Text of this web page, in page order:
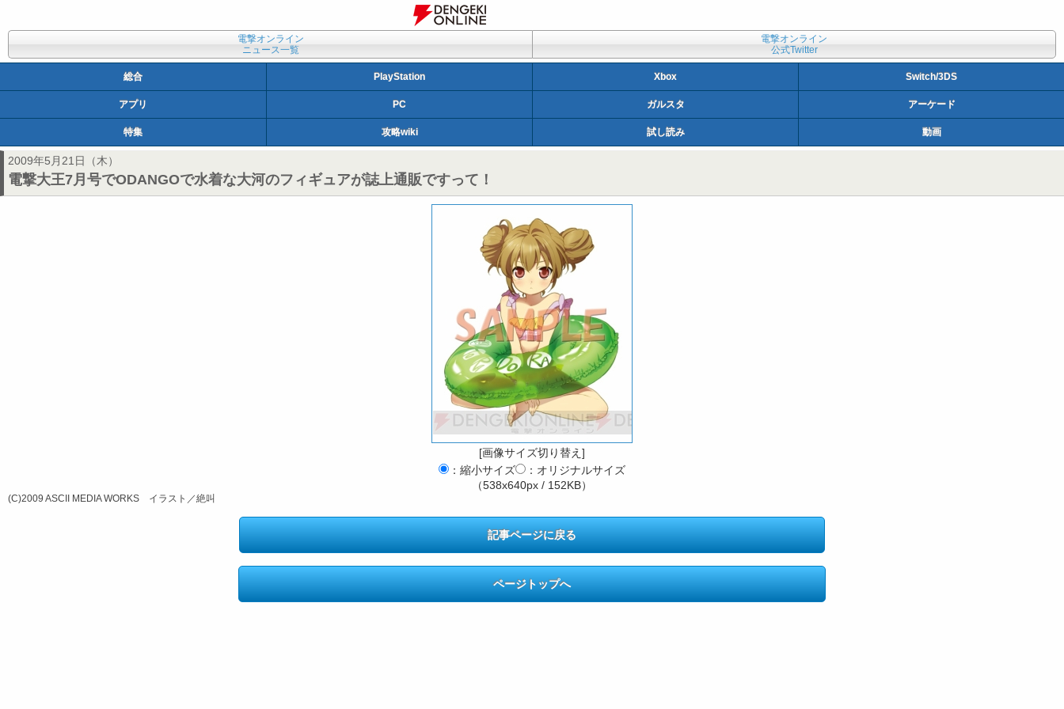
電撃オンライン
ニュース一覧
電撃オンライン
公式Twitter
総合 PlayStation Xbox Switch/3DS
アプリ PC ガルスタ アーケード
特集 攻略wiki 試し読み 動画
2009年5月21日（木）
電撃大王7月号でODANGOで水着な大河のフィギュアが誌上通販ですって！
[画像サイズ切り替え]
：縮小サイズ
：オリジナルサイズ
（538x640px / 152KB）
(C)2009 ASCII MEDIA WORKS イラスト／絶叫
記事ページに戻る
ページトップへ